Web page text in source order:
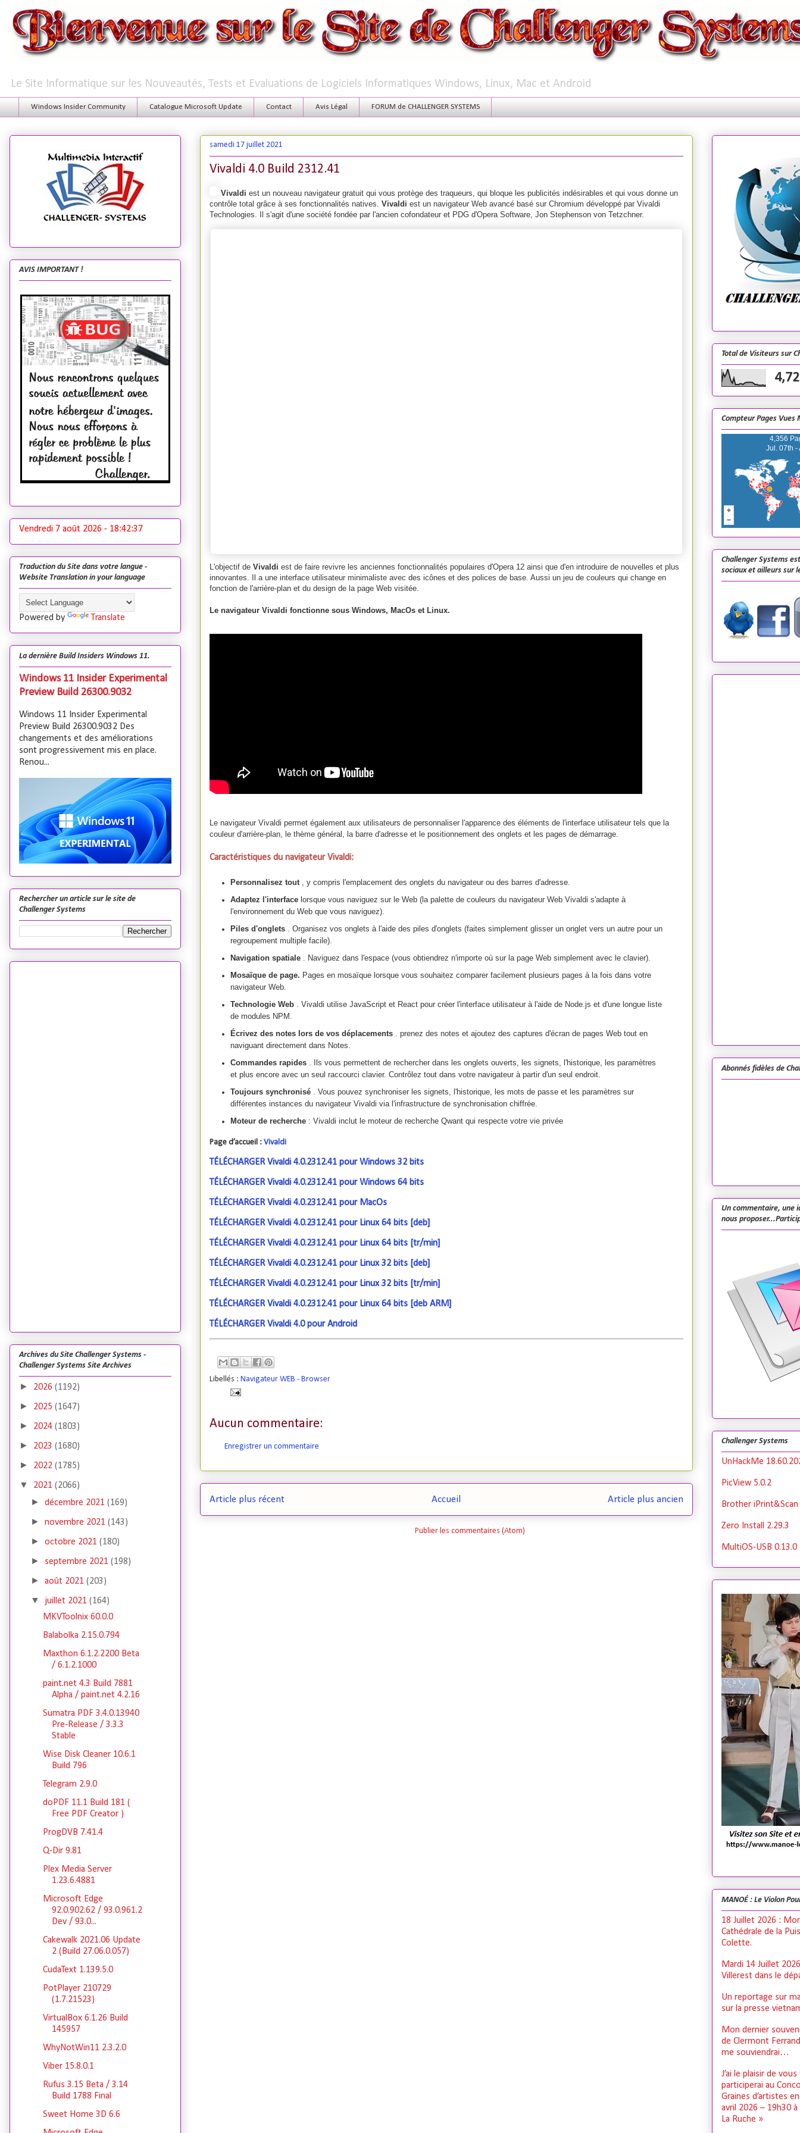
Le Site Informatique sur les Nouveautés, Tests et Evaluations de Logiciels Informatiques Windows, Linux, Mac et Android
Windows Insider Community Catalogue Microsoft Update Contact Avis Légal FORUM de CHALLENGER SYSTEMS
samedi 17 juillet 2021
Vivaldi 4.0 Build 2312.41
Vivaldi est un nouveau navigateur gratuit qui vous protège des traqueurs, qui bloque les publicités indésirables et qui vous donne un
contrôle total grâce à ses fonctionnalités natives. Vivaldi est un navigateur Web avancé basé sur Chromium développé par Vivaldi
Technologies. Il s'agit d'une société fondée par l'ancien cofondateur et PDG d'Opera Software, Jon Stephenson von Tetzchner.
L'objectif de Vivaldi est de faire revivre les anciennes fonctionnalités populaires d'Opera 12 ainsi que d'en introduire de nouvelles et plus
innovantes. Il a une interface utilisateur minimaliste avec des icônes et des polices de base. Aussi un jeu de couleurs qui change en
fonction de l'arrière-plan et du design de la page Web visitée.
Le navigateur Vivaldi fonctionne sous Windows, MacOs et Linux.
Le navigateur Vivaldi permet également aux utilisateurs de personnaliser l'apparence des éléments de l'interface utilisateur tels que la
couleur d'arrière-plan, le thème général, la barre d'adresse et le positionnement des onglets et les pages de démarrage
Caractéristiques du navigateur Vivaldi:
Personnalisez tout
, y compris l'emplacement des onglets du navigateur ou des barres d'adresse.
Adaptez l'interface lorsque vous naviguez sur le Web (la palette de couleurs du navigateur Web Vivaldi s'adapte à
l'environnement du Web que vous naviguez).
Piles d'onglets
. Organisez vos onglets à l'aide des piles d'onglets (faites simplement glisser un onglet vers un autre pour un
regroupement multiple facile).
Navigation spatiale
. Naviguez dans l'espace (vous obtiendrez n'importe où sur la page Web simplement avec le clavier).
Mosaïque de page. Pages en mosaïque lorsque vous souhaitez comparer facilement plusieurs pages à la fois dans votre
navigateur Web.
Technologie Web
. Vivaldi utilise JavaScript et React pour créer l'interface utilisateur à l'aide de Node.js et d'une longue liste
de modules NPM.
Écrivez des notes lors de vos déplacements
. prenez des notes et ajoutez des captures d'écran de pages Web tout en
naviguant directement dans Notes.
Commandes rapides
. Ils vous permettent de rechercher dans les onglets ouverts, les signets, l'historique, les paramètres
et plus encore avec un seul raccourci clavier. Contrôlez tout dans votre navigateur à partir d'un seul endroit.
Toujours synchronisé
. Vous pouvez synchroniser les signets, l'historique, les mots de passe et les paramètres sur
différentes instances du navigateur Vivaldi via l'infrastructure de synchronisation chiffrée.
Moteur de recherche : Vivaldi inclut le moteur de recherche Qwant qui respecte votre vie privée
Page d’accueil : Vivaldi
TÉLÉCHARGER Vivaldi 4.0.2312.41 pour Windows 32 bits
TÉLÉCHARGER Vivaldi 4.0.2312.41 pour Windows 64 bits
TÉLÉCHARGER Vivaldi 4.0.2312.41 pour MacOs
TÉLÉCHARGER Vivaldi 4.0.2312.41 pour Linux 64 bits [deb]
TÉLÉCHARGER Vivaldi 4.0.2312.41 pour Linux 64 bits [tr/min]
TÉLÉCHARGER Vivaldi 4.0.2312.41 pour Linux 32 bits [deb]
TÉLÉCHARGER Vivaldi 4.0.2312.41 pour Linux 32 bits [tr/min]
TÉLÉCHARGER Vivaldi 4.0.2312.41 pour Linux 64 bits [deb ARM]
TÉLÉCHARGER Vivaldi 4.0 pour Android
Libellés : Navigateur WEB - Browser
Aucun commentaire:
Enregistrer un commentaire
Article plus récent Article plus ancien
Accueil
Publier les commentaires (Atom)
AVIS IMPORTANT !
Vendredi 7 août 2026 - 18:42:38
Traduction du Site dans votre langue -
Website Translation in your language
Powered by Translate
La dernière Build Insiders Windows 11.
Windows 11 Insider Experimental
Preview Build 26300.9032
Windows 11 Insider Experimental
Preview Build 26300.9032 Des
changements et des améliorations
sont progressivement mis en place.
Renou...
Rechercher un article sur le site de
Challenger Systems
Archives du Site Challenger Systems -
Challenger Systems Site Archives
► 2026 (1192)
► 2025 (1647)
► 2024 (1803)
► 2023 (1680)
► 2022 (1785)
▼ 2021 (2066)
►décembre 2021(169)
►novembre 2021(143)
►octobre 2021(180)
► septembre 2021(198)
►août 2021(203)
▼ juillet 2021(164)
MKVToolnix 60.0.0
Balabolka 2.15.0.794
Maxthon 6.1.2.2200 Beta
/ 6.1.2.1000
paint.net 4.3 Build 7881
Alpha / paint.net 4.2.16
Sumatra PDF 3.4.0.13940
Pre-Release / 3.3.3
Stable
Wise Disk Cleaner 10.6.1
Build 796
Telegram 2.9.0
doPDF 11.1 Build 181 (
Free PDF Creator )
ProgDVB 7.41.4
Q-Dir 9.81
Plex Media Server
1.23.6.4881
Microsoft Edge
92.0.902.62 / 93.0.961.2
Dev / 93.0...
Cakewalk 2021.06 Update
2 (Build 27.06.0.057)
CudaText 1.139.5.0
PotPlayer 210729
(1.7.21523)
VirtualBox 6.1.26 Build
145957
WhyNotWin11 2.3.2.0
Viber 15.8.0.1
Rufus 3.15 Beta / 3.14
Build 1788 Final
Sweet Home 3D 6.6
Total de Visiteurs sur
Compteur Pages Vues
4,356
Jul. 07th -
Challenger Systems
sociaux et ailleurs sur
Abonnés fidèles de
Un commentaire, une
nous
Challenger Systems
UnHackMe
PicView 5.0.2
Brother iPrint&Scan
Zero Install 2.29.3
MultiOS-USB 0.13.0
MANOÉ : Le Violon
18 Juillet 2026 :
Cathédrale de la
Colette.
Mardi 14 Juillet
Villerest dans le
Un reportage sur
sur la presse
Mon dernier
de Clermont
me souviendrai…
J’ai le plaisir de
participerai au
Graines d’artistes
avril 2026 – 19h30
La Ruche »